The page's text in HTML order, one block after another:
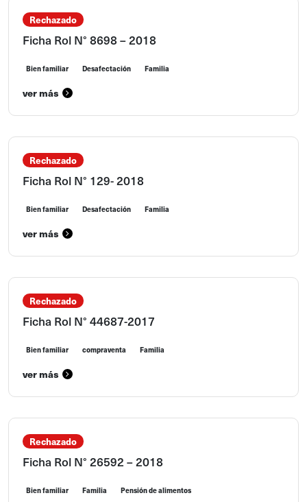
Rechazado
Ficha Rol N° 8698 – 2018
Bien familiar Desafectación Familia
ver más
Rechazado
Ficha Rol N° 129- 2018
Bien familiar Desafectación Familia
ver más
Rechazado
Ficha Rol N° 44687-2017
Bien familiar compraventa Familia
ver más
Rechazado
Ficha Rol N° 26592 – 2018
Bien familiar Familia Pensión de alimentos